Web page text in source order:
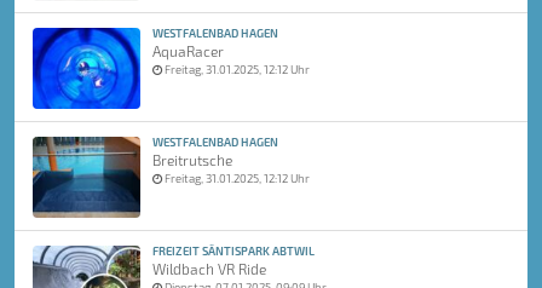
WESTFALENBAD HAGEN
AquaRacer
Freitag, 31.01.2025, 12:12 Uhr
WESTFALENBAD HAGEN
Breitrutsche
Freitag, 31.01.2025, 12:12 Uhr
FREIZEIT SÄNTISPARK ABTWIL
Wildbach VR Ride